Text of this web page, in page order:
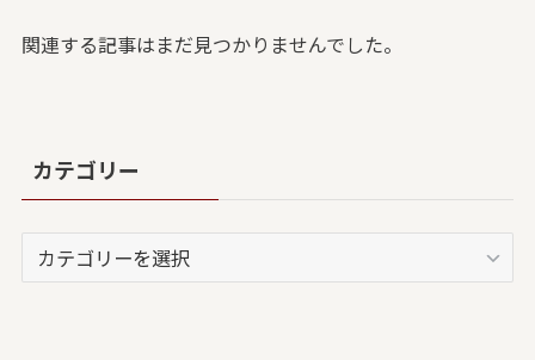
関連する記事はまだ見つかりませんでした。
カテゴリー
テ